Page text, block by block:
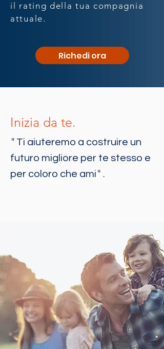
il rating della tua compagnia
attuale.
Richedi ora
Inizia da te.
" Ti aiuteremo a costruire un
futuro migliore per te stesso e
per coloro che ami ".